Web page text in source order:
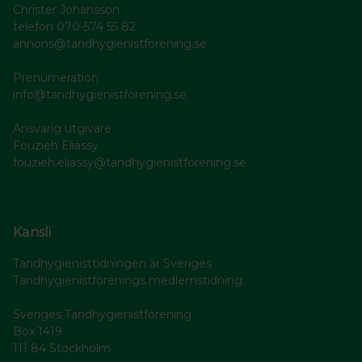
Christer Johansson
telefon 070-574 55 82
annons@tandhygienistforening.se
Prenumeration
info@tandhygienistforening.se
Ansvarig utgivare
Fouzieh Eliassy
fouzieh.eliassy@tandhygienistforening.se
Kansli
Tandhygienisttidningen är Sveriges
Tandhygienistförenings medlemstidning.
Sveriges Tandhygienistförening
Box 1419
111 84 Stockholm